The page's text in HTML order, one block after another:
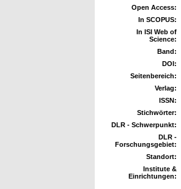
Open Access:
In SCOPUS:
In ISI Web of
Science:
Band:
DOI:
Seitenbereich:
Verlag:
ISSN:
Stichwörter:
DLR - Schwerpunkt:
DLR -
Forschungsgebiet:
Standort:
Institute &
Einrichtungen: